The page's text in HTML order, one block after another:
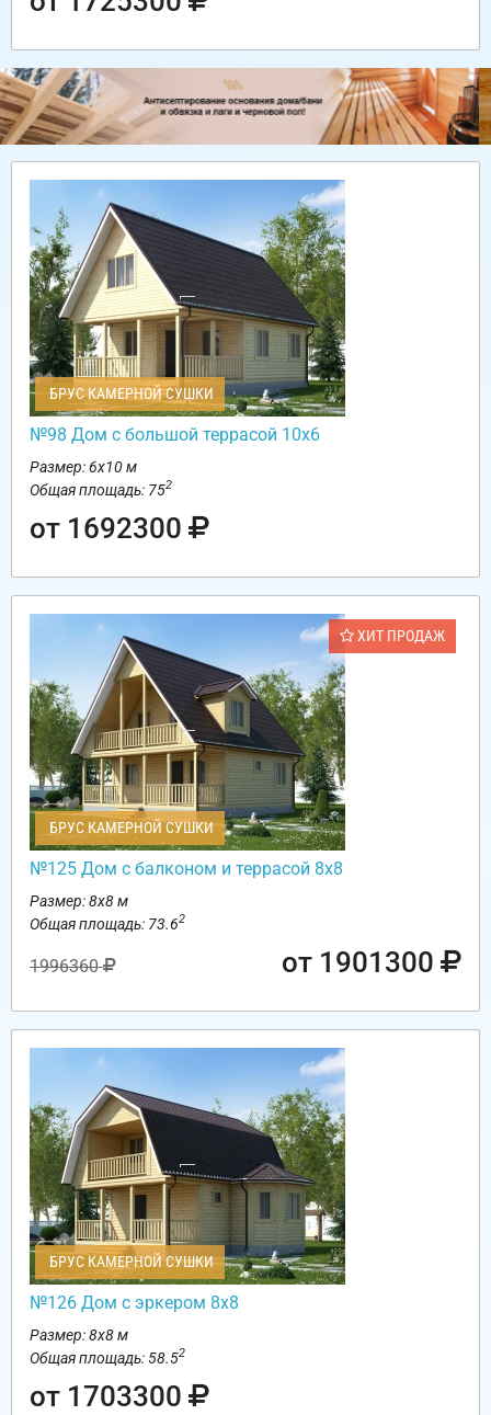
БРУС КАМЕРНОЙ СУШКИ
№98 Дом с большой террасой 10х6
Размер: 6х10 м
Общая площадь: 752
от 1692300
ХИТ ПРОДАЖ
БРУС КАМЕРНОЙ СУШКИ
№125 Дом с балконом и террасой 8х8
Размер: 8х8 м
Общая площадь: 73.62
1996360 от 1901300
БРУС КАМЕРНОЙ СУШКИ
№126 Дом с эркером 8х8
Размер: 8х8 м
Общая площадь: 58.52
от 1703300